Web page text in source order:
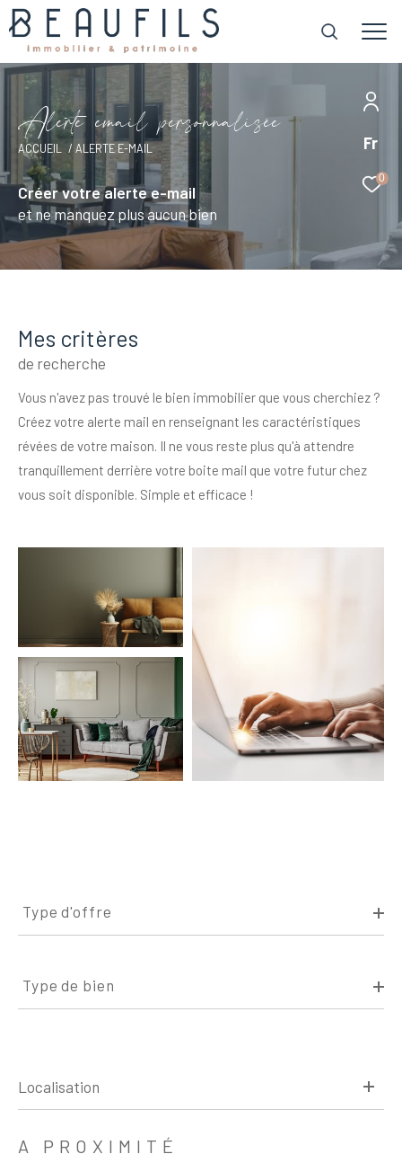
Fr
0
Alerte email personnalisée
ACCUEIL ALERTE E-MAIL
Créer votre alerte e-mail
et ne manquez plus aucun bien
Mes critères
de recherche
Vous n'avez pas trouvé le bien immobilier que vous cherchiez ?
Créez votre alerte mail en renseignant les caractéristiques
révées de votre maison. Il ne vous reste plus qu'à attendre
tranquillement derrière votre boite mail que votre futur chez
vous soit disponible. Simple et efficace !
d'offre
Type d'offre
de
bien
Type de bien
A PROXIMITÉ